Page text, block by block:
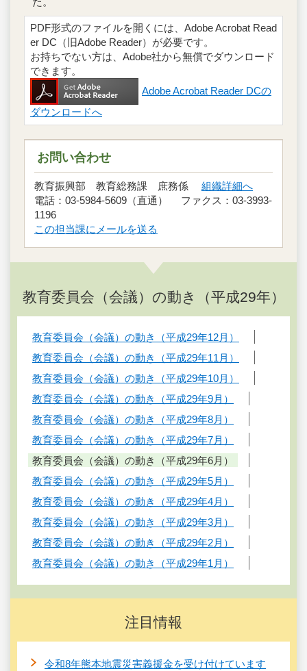
PDF形式のファイルを開くには、Adobe Acrobat Read
er DC（旧Adobe Reader）が必要です。
お持ちでない方は、Adobe社から無償でダウンロード
できます。
Adobe Acrobat Reader DCの
ダウンロードへ
お問い合わせ
教育振興部 教育総務課 庶務係 組織詳細へ
電話：03-5984-5609（直通） ファクス：03-3993-
1196
この担当課にメールを送る
教育委員会（会議）の動き（平成29年）
教育委員会（会議）の動き（平成29年12月）
教育委員会（会議）の動き（平成29年11月）
教育委員会（会議）の動き（平成29年10月）
教育委員会（会議）の動き（平成29年9月）
教育委員会（会議）の動き（平成29年8月）
教育委員会（会議）の動き（平成29年7月）
教育委員会（会議）の動き（平成29年6月）
教育委員会（会議）の動き（平成29年5月）
教育委員会（会議）の動き（平成29年4月）
教育委員会（会議）の動き（平成29年3月）
教育委員会（会議）の動き（平成29年2月）
教育委員会（会議）の動き（平成29年1月）
注目情報
令和8年熊本地震災害義援金を受け付けています